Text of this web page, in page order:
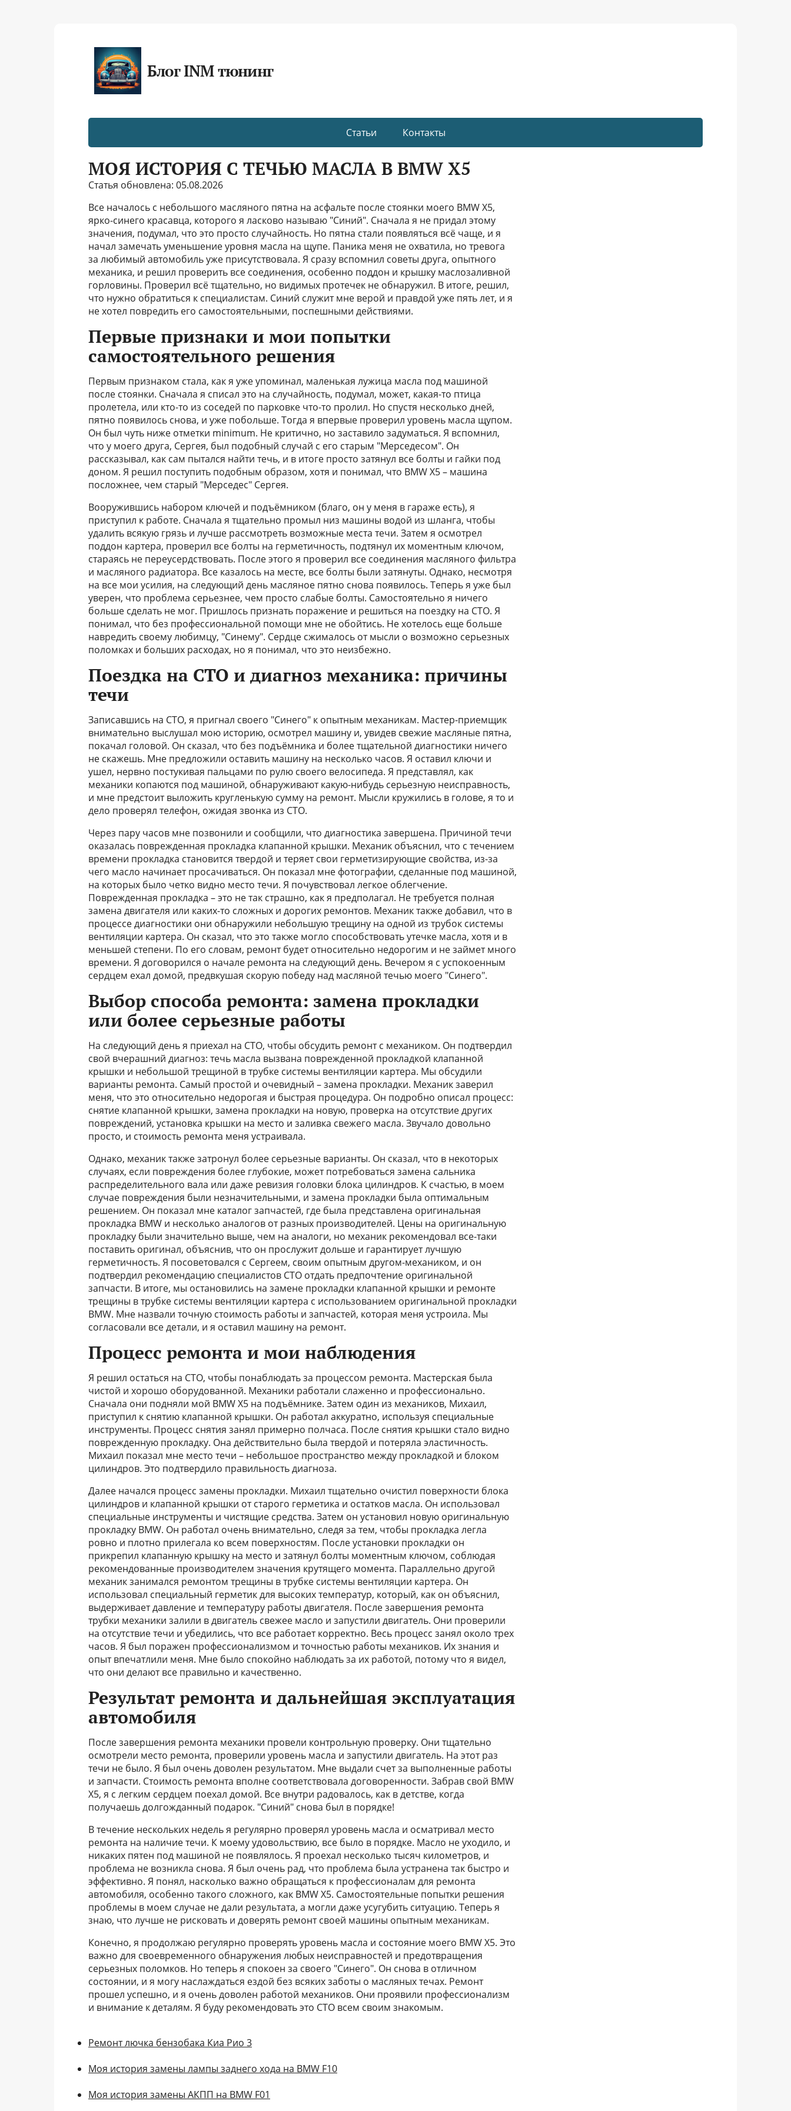
Блог INM тюнинг
Статьи Контакты
МОЯ ИСТОРИЯ С ТЕЧЬЮ МАСЛА В BMW X5
Статья обновлена: 05.08.2026
Все началось с небольшого масляного пятна на асфальте после стоянки моего BMW X5,
ярко-синего красавца, которого я ласково называю "Синий". Сначала я не придал этому
значения, подумал, что это просто случайность. Но пятна стали появляться всё чаще, и я
начал замечать уменьшение уровня масла на щупе. Паника меня не охватила, но тревога
за любимый автомобиль уже присутствовала. Я сразу вспомнил советы друга, опытного
механика, и решил проверить все соединения, особенно поддон и крышку маслозаливной
горловины. Проверил всё тщательно, но видимых протечек не обнаружил. В итоге, решил,
что нужно обратиться к специалистам. Синий служит мне верой и правдой уже пять лет, и я
не хотел повредить его самостоятельными, поспешными действиями.
Первые признаки и мои попытки
самостоятельного решения
Первым признаком стала, как я уже упоминал, маленькая лужица масла под машиной
после стоянки. Сначала я списал это на случайность, подумал, может, какая-то птица
пролетела, или кто-то из соседей по парковке что-то пролил. Но спустя несколько дней,
пятно появилось снова, и уже побольше. Тогда я впервые проверил уровень масла щупом.
Он был чуть ниже отметки minimum. Не критично, но заставило задуматься. Я вспомнил,
что у моего друга, Сергея, был подобный случай с его старым "Мерседесом". Он
рассказывал, как сам пытался найти течь, и в итоге просто затянул все болты и гайки под
доном. Я решил поступить подобным образом, хотя и понимал, что BMW X5 – машина
посложнее, чем старый "Мерседес" Сергея.
Вооружившись набором ключей и подъёмником (благо, он у меня в гараже есть), я
приступил к работе. Сначала я тщательно промыл низ машины водой из шланга, чтобы
удалить всякую грязь и лучше рассмотреть возможные места течи. Затем я осмотрел
поддон картера, проверил все болты на герметичность, подтянул их моментным ключом,
стараясь не переусердствовать. После этого я проверил все соединения масляного фильтра
и масляного радиатора. Все казалось на месте, все болты были затянуты. Однако, несмотря
на все мои усилия, на следующий день масляное пятно снова появилось. Теперь я уже был
уверен, что проблема серьезнее, чем просто слабые болты. Самостоятельно я ничего
больше сделать не мог. Пришлось признать поражение и решиться на поездку на СТО. Я
понимал, что без профессиональной помощи мне не обойтись. Не хотелось еще больше
навредить своему любимцу, "Синему". Сердце сжималось от мысли о возможно серьезных
поломках и больших расходах, но я понимал, что это неизбежно.
Поездка на СТО и диагноз механика: причины
течи
Записавшись на СТО, я пригнал своего "Синего" к опытным механикам. Мастер-приемщик
внимательно выслушал мою историю, осмотрел машину и, увидев свежие масляные пятна,
покачал головой. Он сказал, что без подъёмника и более тщательной диагностики ничего
не скажешь. Мне предложили оставить машину на несколько часов. Я оставил ключи и
ушел, нервно постукивая пальцами по рулю своего велосипеда. Я представлял, как
механики копаются под машиной, обнаруживают какую-нибудь серьезную неисправность,
и мне предстоит выложить кругленькую сумму на ремонт. Мысли кружились в голове, я то и
дело проверял телефон, ожидая звонка из СТО.
Через пару часов мне позвонили и сообщили, что диагностика завершена. Причиной течи
оказалась поврежденная прокладка клапанной крышки. Механик объяснил, что с течением
времени прокладка становится твердой и теряет свои герметизирующие свойства, из-за
чего масло начинает просачиваться. Он показал мне фотографии, сделанные под машиной,
на которых было четко видно место течи. Я почувствовал легкое облегчение.
Поврежденная прокладка – это не так страшно, как я предполагал. Не требуется полная
замена двигателя или каких-то сложных и дорогих ремонтов. Механик также добавил, что в
процессе диагностики они обнаружили небольшую трещину на одной из трубок системы
вентиляции картера. Он сказал, что это также могло способствовать утечке масла, хотя и в
меньшей степени. По его словам, ремонт будет относительно недорогим и не займет много
времени. Я договорился о начале ремонта на следующий день. Вечером я с успокоенным
сердцем ехал домой, предвкушая скорую победу над масляной течью моего "Синего".
Выбор способа ремонта: замена прокладки
или более серьезные работы
На следующий день я приехал на СТО, чтобы обсудить ремонт с механиком. Он подтвердил
свой вчерашний диагноз: течь масла вызвана поврежденной прокладкой клапанной
крышки и небольшой трещиной в трубке системы вентиляции картера. Мы обсудили
варианты ремонта. Самый простой и очевидный – замена прокладки. Механик заверил
меня, что это относительно недорогая и быстрая процедура. Он подробно описал процесс:
снятие клапанной крышки, замена прокладки на новую, проверка на отсутствие других
повреждений, установка крышки на место и заливка свежего масла. Звучало довольно
просто, и стоимость ремонта меня устраивала.
Однако, механик также затронул более серьезные варианты. Он сказал, что в некоторых
случаях, если повреждения более глубокие, может потребоваться замена сальника
распределительного вала или даже ревизия головки блока цилиндров. К счастью, в моем
случае повреждения были незначительными, и замена прокладки была оптимальным
решением. Он показал мне каталог запчастей, где была представлена оригинальная
прокладка BMW и несколько аналогов от разных производителей. Цены на оригинальную
прокладку были значительно выше, чем на аналоги, но механик рекомендовал все-таки
поставить оригинал, объяснив, что он прослужит дольше и гарантирует лучшую
герметичность. Я посоветовался с Сергеем, своим опытным другом-механиком, и он
подтвердил рекомендацию специалистов СТО отдать предпочтение оригинальной
запчасти. В итоге, мы остановились на замене прокладки клапанной крышки и ремонте
трещины в трубке системы вентиляции картера с использованием оригинальной прокладки
BMW. Мне назвали точную стоимость работы и запчастей, которая меня устроила. Мы
согласовали все детали, и я оставил машину на ремонт.
Процесс ремонта и мои наблюдения
Я решил остаться на СТО, чтобы понаблюдать за процессом ремонта. Мастерская была
чистой и хорошо оборудованной. Механики работали слаженно и профессионально.
Сначала они подняли мой BMW X5 на подъёмнике. Затем один из механиков, Михаил,
приступил к снятию клапанной крышки. Он работал аккуратно, используя специальные
инструменты. Процесс снятия занял примерно полчаса. После снятия крышки стало видно
поврежденную прокладку. Она действительно была твердой и потеряла эластичность.
Михаил показал мне место течи – небольшое пространство между прокладкой и блоком
цилиндров. Это подтвердило правильность диагноза.
Далее начался процесс замены прокладки. Михаил тщательно очистил поверхности блока
цилиндров и клапанной крышки от старого герметика и остатков масла. Он использовал
специальные инструменты и чистящие средства. Затем он установил новую оригинальную
прокладку BMW. Он работал очень внимательно, следя за тем, чтобы прокладка легла
ровно и плотно прилегала ко всем поверхностям. После установки прокладки он
прикрепил клапанную крышку на место и затянул болты моментным ключом, соблюдая
рекомендованные производителем значения крутящего момента. Параллельно другой
механик занимался ремонтом трещины в трубке системы вентиляции картера. Он
использовал специальный герметик для высоких температур, который, как он объяснил,
выдерживает давление и температуру работы двигателя. После завершения ремонта
трубки механики залили в двигатель свежее масло и запустили двигатель. Они проверили
на отсутствие течи и убедились, что все работает корректно. Весь процесс занял около трех
часов. Я был поражен профессионализмом и точностью работы механиков. Их знания и
опыт впечатлили меня. Мне было спокойно наблюдать за их работой, потому что я видел,
что они делают все правильно и качественно.
Результат ремонта и дальнейшая эксплуатация
автомобиля
После завершения ремонта механики провели контрольную проверку. Они тщательно
осмотрели место ремонта, проверили уровень масла и запустили двигатель. На этот раз
течи не было. Я был очень доволен результатом. Мне выдали счет за выполненные работы
и запчасти. Стоимость ремонта вполне соответствовала договоренности. Забрав свой BMW
X5, я с легким сердцем поехал домой. Все внутри радовалось, как в детстве, когда
получаешь долгожданный подарок. "Синий" снова был в порядке!
В течение нескольких недель я регулярно проверял уровень масла и осматривал место
ремонта на наличие течи. К моему удовольствию, все было в порядке. Масло не уходило, и
никаких пятен под машиной не появлялось. Я проехал несколько тысяч километров, и
проблема не возникла снова. Я был очень рад, что проблема была устранена так быстро и
эффективно. Я понял, насколько важно обращаться к профессионалам для ремонта
автомобиля, особенно такого сложного, как BMW X5. Самостоятельные попытки решения
проблемы в моем случае не дали результата, а могли даже усугубить ситуацию. Теперь я
знаю, что лучше не рисковать и доверять ремонт своей машины опытным механикам.
Конечно, я продолжаю регулярно проверять уровень масла и состояние моего BMW X5. Это
важно для своевременного обнаружения любых неисправностей и предотвращения
серьезных поломков. Но теперь я спокоен за своего "Синего". Он снова в отличном
состоянии, и я могу наслаждаться ездой без всяких заботы о масляных течах. Ремонт
прошел успешно, и я очень доволен работой механиков. Они проявили профессионализм
и внимание к деталям. Я буду рекомендовать это СТО всем своим знакомым.
Ремонт лючка бензобака Киа Рио 3
Моя история замены лампы заднего хода на BMW F10
Моя история замены АКПП на BMW F01